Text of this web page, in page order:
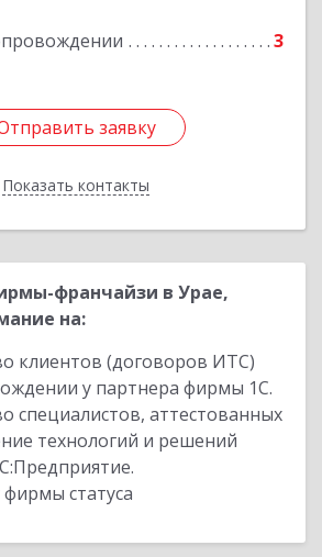
3
заявку
Показать контакты
заявку
Назад
франчайзи в Урае,
на:
клиентов (договоров ИТС)
у партнера фирмы 1С.
специалистов, аттестованных
технологий и решений
статуса